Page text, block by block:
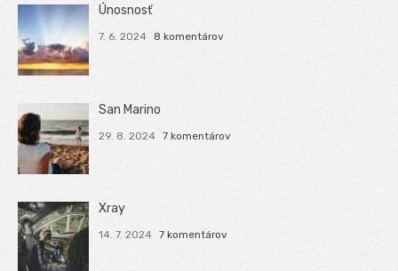
Únosnosť
7. 6. 2024 8 komentárov
San Marino
29. 8. 2024 7 komentárov
Xray
14. 7. 2024 7 komentárov